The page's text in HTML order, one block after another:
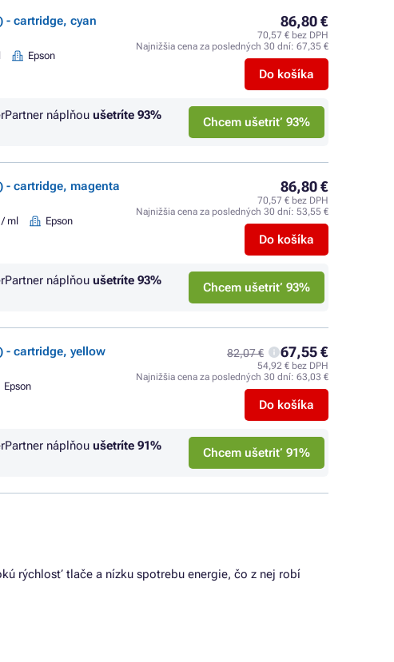
- cartridge, cyan
Epson
86,80 €
70,57 € bez DPH
Najnižšia cena za posledných 30 dní: 67,35 €
Do košíka
náplňou ušetríte 93%
Chcem ušetriť 93%
- cartridge, magenta
ml Epson
86,80 €
70,57 € bez DPH
Najnižšia cena za posledných 30 dní: 53,55 €
Do košíka
náplňou ušetríte 93%
Chcem ušetriť 93%
- cartridge, yellow
Epson
82,07 € 67,55 €
54,92 € bez DPH
Najnižšia cena za posledných 30 dní: 63,03 €
Do košíka
náplňou ušetríte 91%
Chcem ušetriť 91%
rýchlosť tlače a nízku spotrebu energie, čo z nej robí